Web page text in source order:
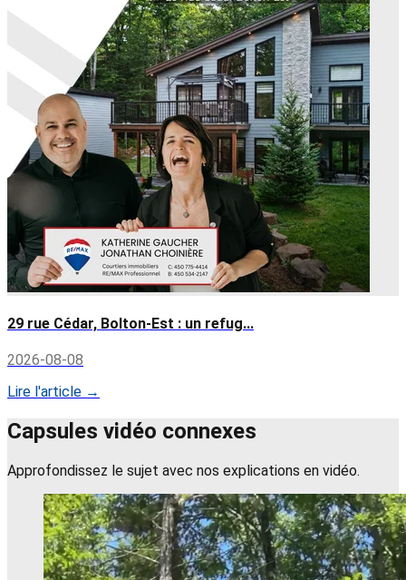
29 rue Cédar, Bolton-Est : un refug...
2026-08-08
Lire l'article →
Capsules vidéo connexes
Approfondissez le sujet avec nos explications en vidéo.